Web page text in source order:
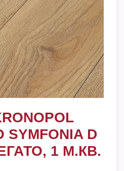
SYMFONIA D
1 М.КВ.